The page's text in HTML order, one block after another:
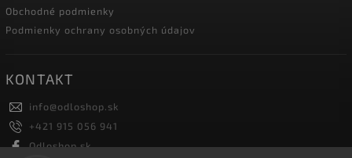
Obchodné podmienky
Podmienky ochrany osobných údajov
KONTAKT
info@odloshop.sk
+421 915 056 941
Odloshop.sk